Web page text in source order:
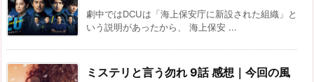
劇中ではDCUは「海上保安庁に新設された組織」と
いう説明があったから、 海上保安 ...
ミステリと言う勿れ 9話 感想｜今回の風